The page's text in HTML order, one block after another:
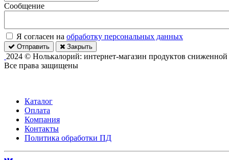
Сообщение
Я согласен на обработку персональных данных
Отправить Закрыть
2024 © Нолькалорий: интернет-магазин продуктов сниженной
Все права защищены
Каталог
Оплата
Компания
Контакты
Политика обработки ПД